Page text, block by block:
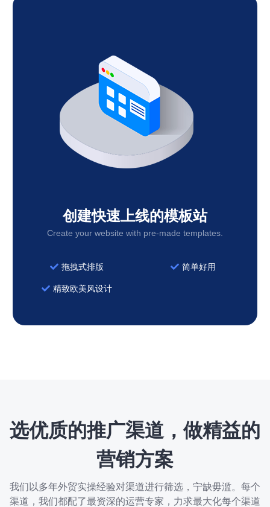
创建快速上线的模板站
Create your website with pre-made templates.
拖拽式排版 简单好用
精致欧美风设计
选优质的推广渠道，做精益的
营销方案
我们以多年外贸实操经验对渠道进行筛选，宁缺毋滥。每个
渠道，我们都配了最资深的运营专家，力求最大化每个渠道